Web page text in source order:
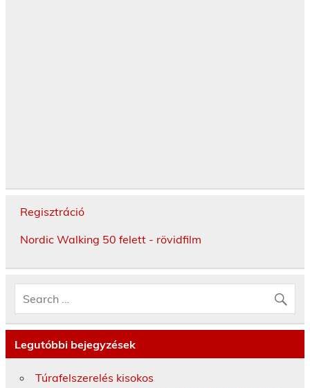
Regisztráció
Nordic Walking 50 felett - rövidfilm
Legutóbbi bejegyzések
Túrafelszerelés kisokos